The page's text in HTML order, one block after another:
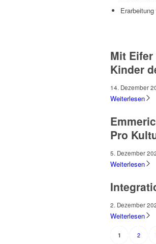
Mit
Kinder
14. Dezember
Weiterlesen
Pro
5. Dezember
Weiterlesen
2. Dezember
Weiterlesen
1 2